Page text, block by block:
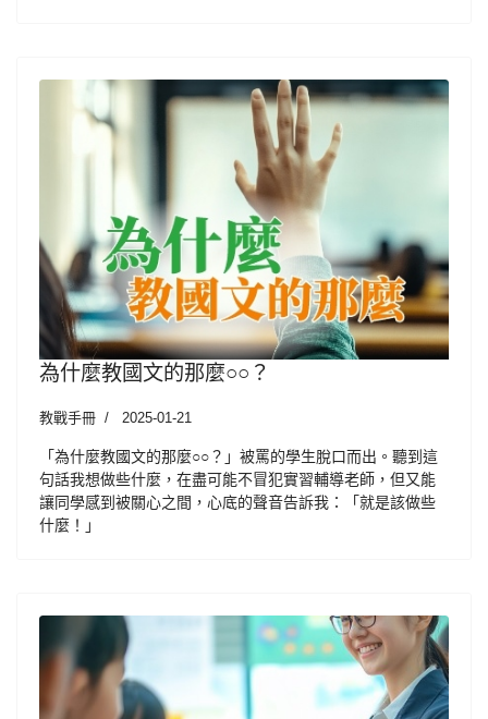
為什麼教國文的那麼○○？
教戰手冊 2025-01-21
「為什麼教國文的那麼○○？」被罵的學生脫口而出。聽到這
句話我想做些什麼，在盡可能不冒犯實習輔導老師，但又能
讓同學感到被關心之間，心底的聲音告訴我：「就是該做些
什麼！」